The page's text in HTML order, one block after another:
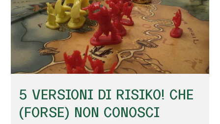
5 VERSIONI DI RISIKO! CHE
(FORSE) NON CONOSCI